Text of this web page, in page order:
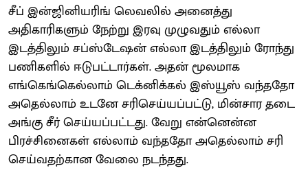
சீப் இன்ஜினியரிங் லெவலில் அனைத்து
அதிகாரிகளும் நேற்று இரவு முழுவதும் எல்லா
இடத்திலும் சப்ஸ்டேஷன் எல்லா இடத்திலும் ரோந்து
பணிகளில் ஈடுபட்டார்கள். அதன் மூலமாக
எங்கெங்கெல்லாம் டெக்னிக்கல் இஸ்யூஸ் வந்ததோ
அதெல்லாம் உடனே சரிசெய்யப்பட்டு, மின்சார தடை
அங்கு சீர் செய்யப்பட்டது. வேறு என்னென்ன
பிரச்சினைகள் எல்லாம் வந்ததோ அதெல்லாம் சரி
செய்வதற்கான வேலை நடந்தது.